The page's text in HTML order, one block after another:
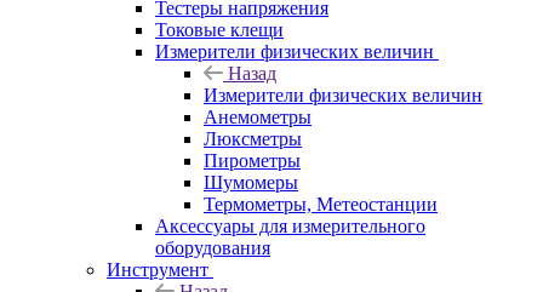
Тестеры напряжения
Токовые клещи
Измерители физических величин
Назад
Измерители физических величин
Анемометры
Люксметры
Пирометры
Шумомеры
Термометры, Метеостанции
Аксессуары для измерительного
оборудования
Инструмент